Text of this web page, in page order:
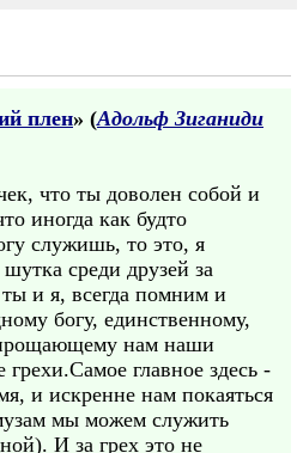
плен» (Адольф Зиганиди
что ты доволен собой и
иногда как будто
служишь, то это, я
среди друзей за
и я, всегда помним и
богу, единственному,
нам наши
главное здесь -
и искренне нам покаяться
мы можем служить
И за грех это не